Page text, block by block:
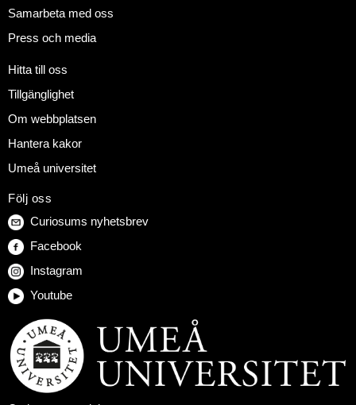
Samarbeta med oss
Press och media
Hitta till oss
Tillgänglighet
Om webbplatsen
Hantera kakor
Umeå universitet
Följ oss
Curiosums nyhetsbrev
Facebook
Instagram
Youtube